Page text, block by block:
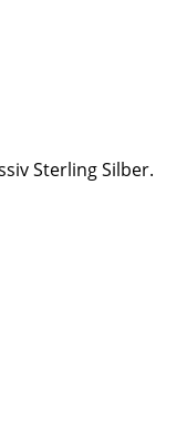
Sterling Silber.